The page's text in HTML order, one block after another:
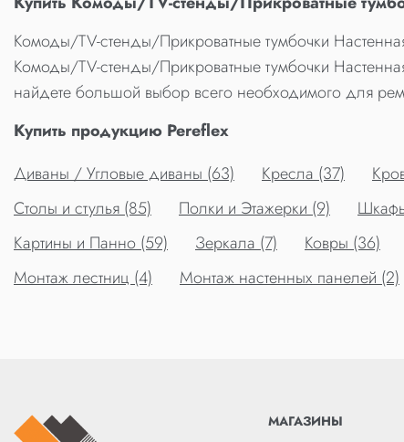
Комоды/TV-стенды/Прикроватные тумбочки
Комоды/TV-стенды/Прикроватные тумбочки
найдете большой выбор всего необходимого для
Купить продукцию Pereflex
Диваны / Угловые диваны (63)
Кресла (37)
Столы и стулья (85)
Полки и Этажерки (9)
Картины и Панно (59)
Зеркала (7) Ковры (36)
Монтаж лестниц (4)
Монтаж настенных панелей (2)
МАГАЗИНЫ